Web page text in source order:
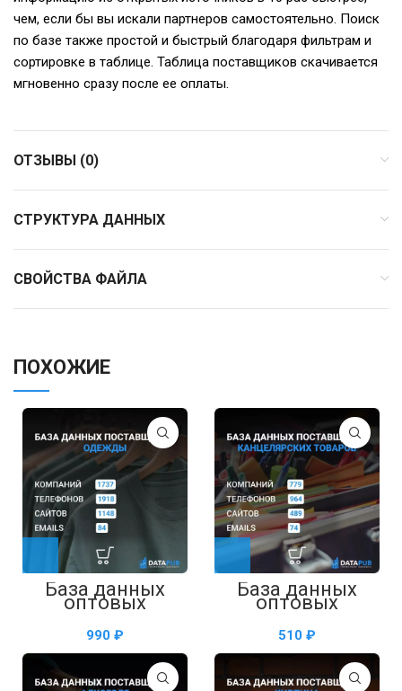
чем, если бы вы искали партнеров самостоятельно. Поиск
по базе также простой и быстрый благодаря фильтрам и
сортировке в таблице. Таблица поставщиков скачивается
мгновенно сразу после ее оплаты.
ОТЗЫВЫ (0)
СТРУКТУРА ДАННЫХ
СВОЙСТВА ФАЙЛА
ПОХОЖИЕ
База данных
оптовых
поставщиков
одежды —
таблица в Excel
₽
База данных
оптовых
поставщиков
канцелярских
товаров —
таблица в Excel
₽